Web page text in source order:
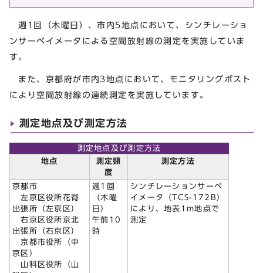
週1回（木曜日）、市内5地点において、シンチレーショ
ンサーベイメータによる空間放射線の測定を実施していま
す。
また、京都府が市内3地点において、モニタリングポスト
により空間放射線の連続測定を実施しています。
測定地点及び測定方法
測定地点及び測定方法
地点
測定頻
度
測定方法
京都市
左京区役所花脊
出張所（左京区）
右京区役所京北
出張所（右京区）
京都市役所（中
京区）
山科区役所（山
週1回
（木曜
日）
午前10
時
シンチレーションサーベ
イメータ（TCS-172B）
により、地表1m地点で
測定